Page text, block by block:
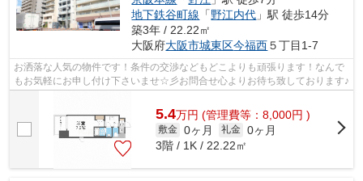
地下鉄谷町線 「野江内代 」駅 徒歩14分
築3年 / 22.22㎡
大阪府大阪市城東区今福西５丁目1-7
お洒落な人気の物件です！条件の交渉などもどこよりも頑張ります！なんで
もお気軽にお申し付け下さいませ☆彡お問合せ心よりお待ち致しております♪
5.4万円 (管理費等：8,000円 )
敷金 0ヶ月 礼金 0ヶ月
3階 / 1K / 22.22㎡